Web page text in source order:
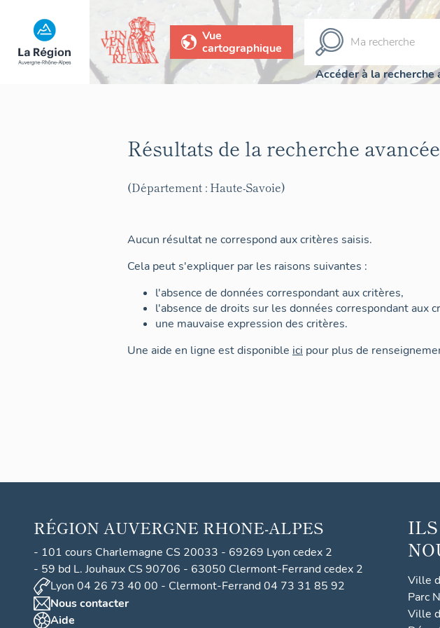
Vue
cartographique
Accéder à la recherche
Résultats de la recherche
(Département : Haute-Savoie)
Aucun résultat ne correspond aux critères saisis.
Cela peut s'expliquer par les raisons suivantes :
l'absence de données correspondant aux critères,
l'absence de droits sur les données correspondant aux
une mauvaise expression des critères.
Une aide en ligne est disponible ici pour plus de
RÉGION AUVERGNE RHONE-ALPES
- 101 cours Charlemagne CS 20033 - 69269 Lyon cedex 2
- 59 bd L. Jouhaux CS 90706 - 63050 Clermont-Ferrand cedex 2
Lyon 04 26 73 40 00 - Clermont-Ferrand 04 73 31 85 92
Nous contacter
Aide
Ville
Parc
Ville